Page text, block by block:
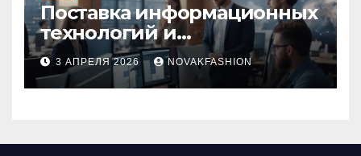
Поставка информационных
технологий и
инновационные решения
3 АПРЕЛЯ 2026 NOVAKFASHION